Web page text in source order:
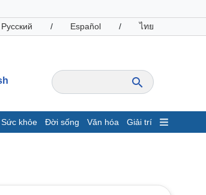
Русский / Español / ไทย
Sức khỏe Đời sống Văn hóa Giải trí
Tỷ giá